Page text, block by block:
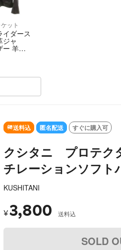
ット
イダース
ジャ
ー 羊
SOLD OUT
送料込 匿名配送 すぐに購入可
クシタニ プロテク
チレーションソフト
KUSHITANI
¥3,800 送料込
SOLD